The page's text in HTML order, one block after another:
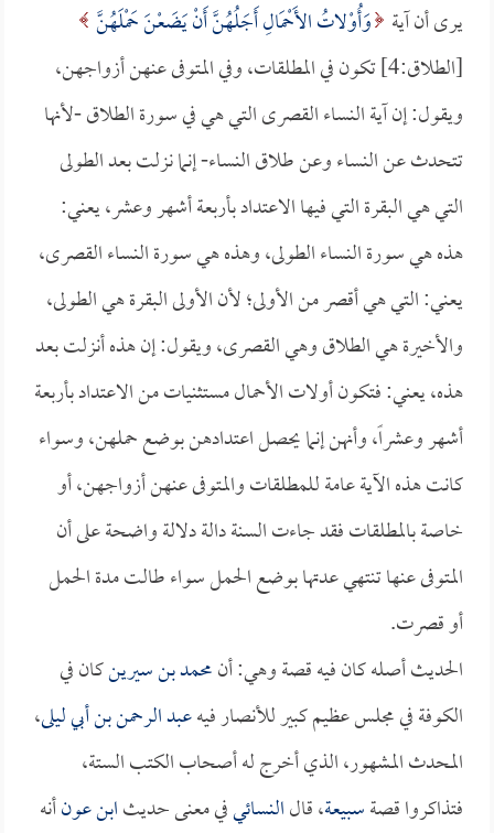
يرى أن آية وَأُوْلاتُ الأَحْمَالِ أَجَلُهُنَّ أَنْ يَضَعْنَ حَمْلَهُنَّ
[الطلاق:4] تكون في المطلقات، وفي المتوفى عنهن أزواجهن،
ويقول: إن آية النساء القصرى التي هي في سورة الطلاق -لأنها
تتحدث عن النساء وعن طلاق النساء- إنما نزلت بعد الطولى
التي هي البقرة التي فيها الاعتداد بأربعة أشهر وعشر، يعني:
هذه هي سورة النساء الطولى، وهذه هي سورة النساء القصرى،
يعني: التي هي أقصر من الأولى؛ لأن الأولى البقرة هي الطولى،
والأخيرة هي الطلاق وهي القصرى، ويقول: إن هذه أنزلت بعد
هذه، يعني: فتكون أولات الأحمال مستثنيات من الاعتداد بأربعة
أشهر وعشراً، وأنهن إنما يحصل اعتدادهن بوضع حملهن، وسواء
كانت هذه الآية عامة للمطلقات والمتوفى عنهن أزواجهن، أو
خاصة بالمطلقات فقد جاءت السنة دالة دلالة واضحة على أن
المتوفى عنها تنتهي عدتها بوضع الحمل سواء طالت مدة الحمل
أو قصرت.
الحديث أصله كان فيه قصة وهي: أنمحمد بن سيرينكان في
الكوفة في مجلس عظيم كبير للأنصار فيهعبد الرحمن بن أبي ليلى،
المحدث المشهور، الذي أخرج له أصحاب الكتب الستة،
فتذاكروا قصةسبيعة، قالالنسائيفي معنى حديثابن عونأنه